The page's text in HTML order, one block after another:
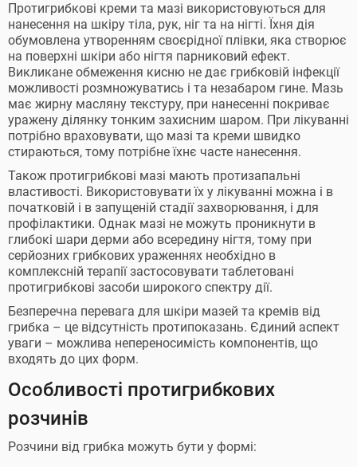
Протигрибкові креми та мазі використовуються для
нанесення на шкіру тіла, рук, ніг та на нігті. Їхня дія
обумовлена ​​утворенням своєрідної плівки, яка створює
на поверхні шкіри або нігтя парниковий ефект.
Викликане обмеження кисню не дає грибковій інфекції
можливості розмножуватись і та незабаром гине. Мазь
має жирну масляну текстуру, при нанесенні покриває
уражену ділянку тонким захисним шаром. При лікуванні
потрібно враховувати, що мазі та креми швидко
стираються, тому потрібне їхнє часте нанесення.
Також протигрибкові мазі мають протизапальні
властивості. Використовувати їх у лікуванні можна і в
початковій і в запущеній стадії захворювання, і для
профілактики. Однак мазі не можуть проникнути в
глибокі шари дерми або всередину нігтя, тому при
серйозних грибкових ураженнях необхідно в
комплексній терапії застосовувати таблетовані
протигрибкові засоби широкого спектру дії.
Безперечна перевага для шкіри мазей та кремів від
грибка – це відсутність протипоказань. Єдиний аспект
уваги – можлива непереносимість компонентів, що
входять до цих форм.
Особливості протигрибкових
розчинів
Розчини від грибка можуть бути у формі: